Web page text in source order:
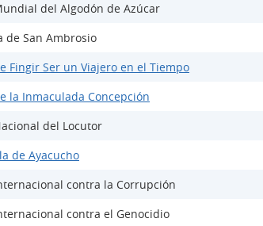
del Algodón de Azúcar
de San Ambrosio
Fingir Ser un Viajero en el Tiempo
la Inmaculada Concepción
del Locutor
de Ayacucho
contra la Corrupción
contra el Genocidio